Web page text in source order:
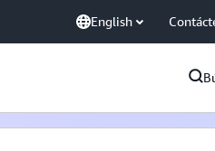
English